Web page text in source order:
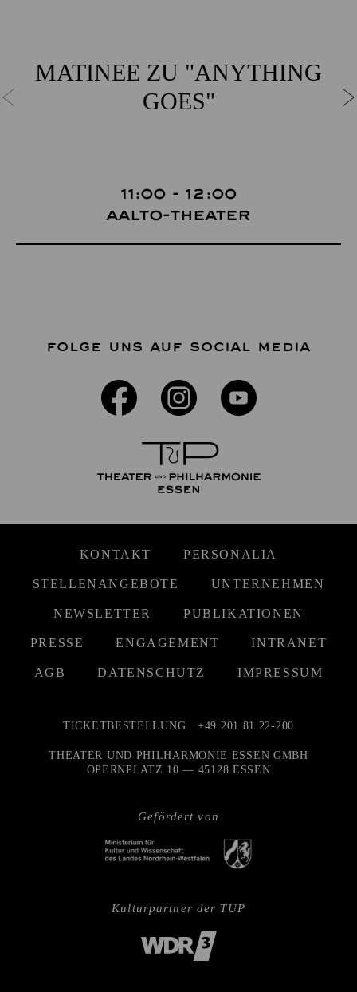
MATINEE ZU "ANYTHING
GOES"
11:00 - 12:00
Aalto-Theater
FOLGE UNS AUF SOCIAL MEDIA
KONTAKT PERSONALIA
STELLENANGEBOTE UNTERNEHMEN
NEWSLETTER PUBLIKATIONEN
PRESSE ENGAGEMENT INTRANET
AGB DATENSCHUTZ IMPRESSUM
Gefördert von
TICKETBESTELLUNG +49 201 81 22-200
THEATER UND PHILHARMONIE ESSEN GMBH
OPERNPLATZ 10 — 45128 ESSEN
Kulturpartner der TUP